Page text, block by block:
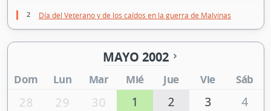
2 Día del Veterano y de los caídos en la guerra de Malvinas
MAYO 2002
Dom Lun Mar Mié Jue Vie Sáb
28 29 30 1 2 3
4